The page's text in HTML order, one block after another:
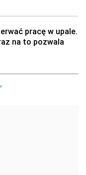
pracę w upale.
na to pozwala